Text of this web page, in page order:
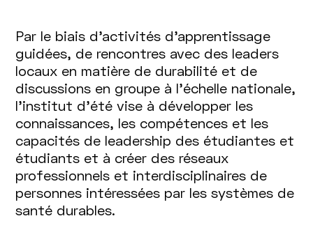
Par le biais d’activités d’apprentissage
guidées, de rencontres avec des leaders
locaux en matière de durabilité et de
discussions en groupe à l’échelle nationale,
l’institut d’été vise à développer les
connaissances, les compétences et les
capacités de leadership des étudiantes et
étudiants et à créer des réseaux
professionnels et interdisciplinaires de
personnes intéressées par les systèmes de
santé durables.